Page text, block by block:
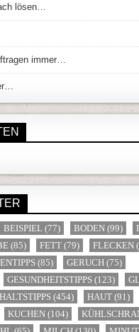
lösen…
immer…
BEISPIEL (77) BODEN (99)
(85) FETT (79) FLECKEN
(85) GERUCH (75)
GESUNDHEITSTIPPS (123)
(454) HAUT (91)
KUCHEN (104)